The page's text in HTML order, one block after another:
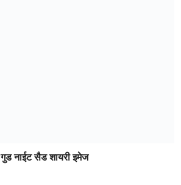
गुड नाईट सैड शायरी इमेज